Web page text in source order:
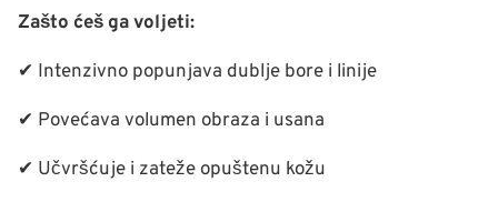
Zašto ćeš ga voljeti:
✔ Intenzivno popunjava dublje bore i linije
✔ Povećava volumen obraza i usana
✔ Učvršćuje i zateže opuštenu kožu